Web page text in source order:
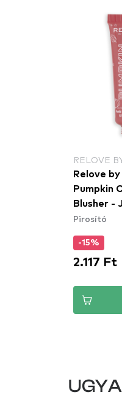
RELOVE
Relove
Pumpkin
Blusher -
Pirosító
-15%
2.117 Ft